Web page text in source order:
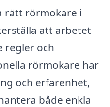
rätt rörmokare i
att arbetet
regler och
rörmokare har
och erfarenhet,
både enkla